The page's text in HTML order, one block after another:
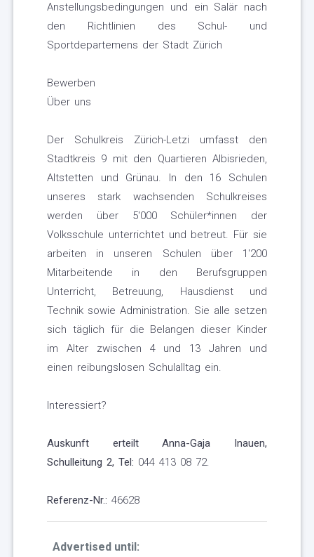
Anstellungsbedingungen und ein Salär nach
den Richtlinien des Schul- und
Sportdepartemens der Stadt Zürich
Bewerben
Über uns
Der Schulkreis Zürich-Letzi umfasst den
Stadtkreis 9 mit den Quartieren Albisrieden,
Altstetten und Grünau. In den 16 Schulen
unseres stark wachsenden Schulkreises
werden über 5'000 Schüler*innen der
Volksschule unterrichtet und betreut. Für sie
arbeiten in unseren Schulen über 1'200
Mitarbeitende in den Berufsgruppen
Unterricht, Betreuung, Hausdienst und
Technik sowie Administration. Sie alle setzen
sich täglich für die Belangen dieser Kinder
im Alter zwischen 4 und 13 Jahren und
einen reibungslosen Schulalltag ein.
Interessiert?
Auskunft erteilt Anna-Gaja Inauen,
Schulleitung 2, Tel: 044 413 08 72.
Referenz-Nr.: 46628
Advertised until: